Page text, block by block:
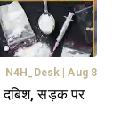
N4H_Desk | Aug 8
दबिश, सड़क पर